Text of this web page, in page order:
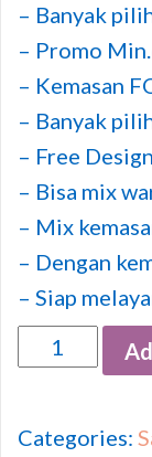
– Banyak
– Promo
– Kemasan
– Banyak
– Free
– Bisa mix
– Mix
– Dengan
– Siap
Quantity
Categories: